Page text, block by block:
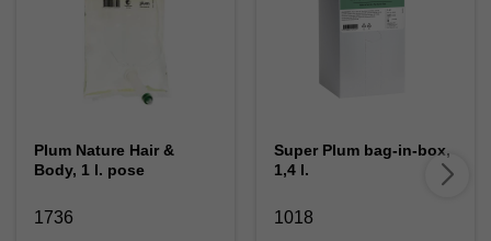
Plum Nature Hair &
Body, 1 l. pose
1736
Super Plum bag-in-box,
1,4 l.
1018